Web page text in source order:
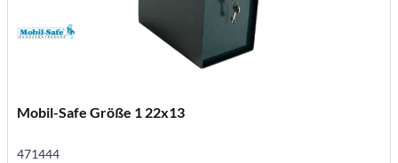
Mobil-Safe Größe 1 22x13
471444